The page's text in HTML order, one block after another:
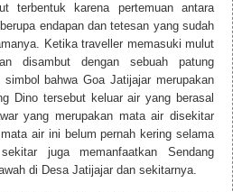
terbentuk karena pertemuan antara
endapan dan tetesan yang sudah
Ketika traveller memasuki mulut
disambut dengan sebuah patung
simbol bahwa Goa Jatijajar merupakan
Dino tersebut keluar air yang berasal
yang merupakan mata air disekitar
air ini belum pernah kering selama
juga memanfaatkan Sendang
di Desa Jatijajar dan sekitarnya.